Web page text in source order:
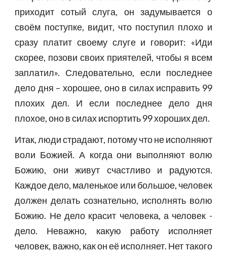
приходит сотый слуга, он задумывается о
своём поступке, видит, что поступил плохо и
сразу платит своему слуге и говорит: «Иди
скорее, позови своих приятелей, чтобы я всем
заплатил». Следовательно, если последнее
дело дня – хорошее, оно в силах исправить 99
плохих дел. И если последнее дело дня
плохое, оно в силах испортить 99 хороших дел.
Итак, люди страдают, потому что не исполняют
воли Божией. А когда они выполняют волю
Божию, они живут счастливо и радуются.
Каждое дело, маленькое или большое, человек
должен делать сознательно, исполнять волю
Божию. Не дело красит человека, а человек -
дело. Неважно, какую работу исполняет
человек, важно, как он её исполняет. Нет такого